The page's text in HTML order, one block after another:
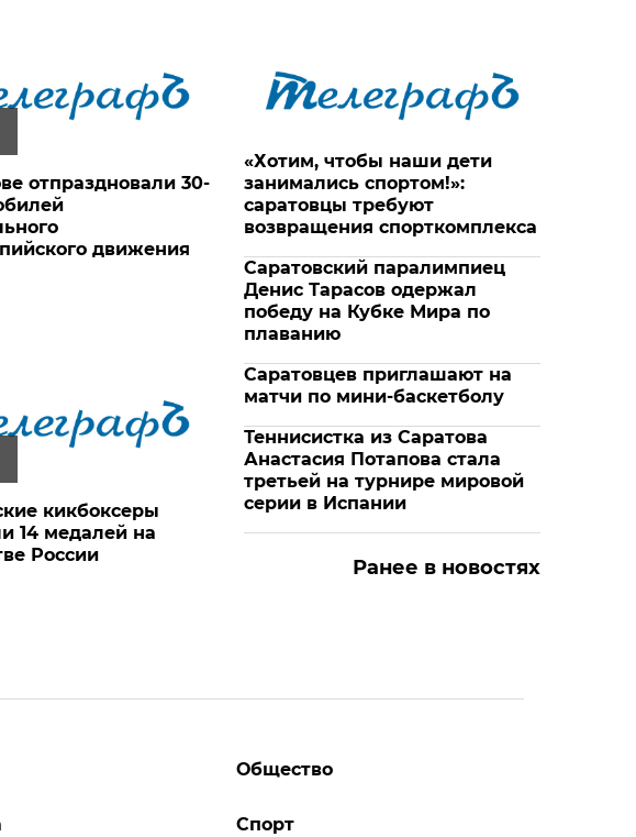
отпраздновали 30-
движения
кикбоксеры
14 медалей на
России
«Хотим, чтобы наши дети
занимались спортом!»:
саратовцы требуют
возвращения спорткомплекса
Саратовский паралимпиец
Денис Тарасов одержал
победу на Кубке Мира по
плаванию
Саратовцев приглашают на
матчи по мини-баскетболу
Теннисистка из Саратова
Анастасия Потапова стала
третьей на турнире мировой
серии в Испании
Ранее в новостях
Общество
Спорт